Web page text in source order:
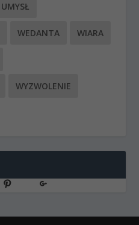
UMYSŁ
WEDANTA WIARA
WYZWOLENIE